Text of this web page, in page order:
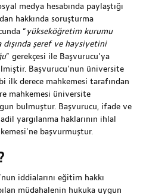
medya hesabında paylaştığı
hakkında soruşturma
“yükseköğretim kurumu
şeref ve haysiyetini
” gerekçesi ile Başvurucu’ya
Başvurucu’nun üniversite
ilk derece mahkemesi tarafından
mahkemesi üniversite
bulmuştur. Başvurucu, ifade ve
yargılanma haklarının ihlal
başvurmuştur.
iddialarını eğitim hakkı
müdahalenin hukuka uygun